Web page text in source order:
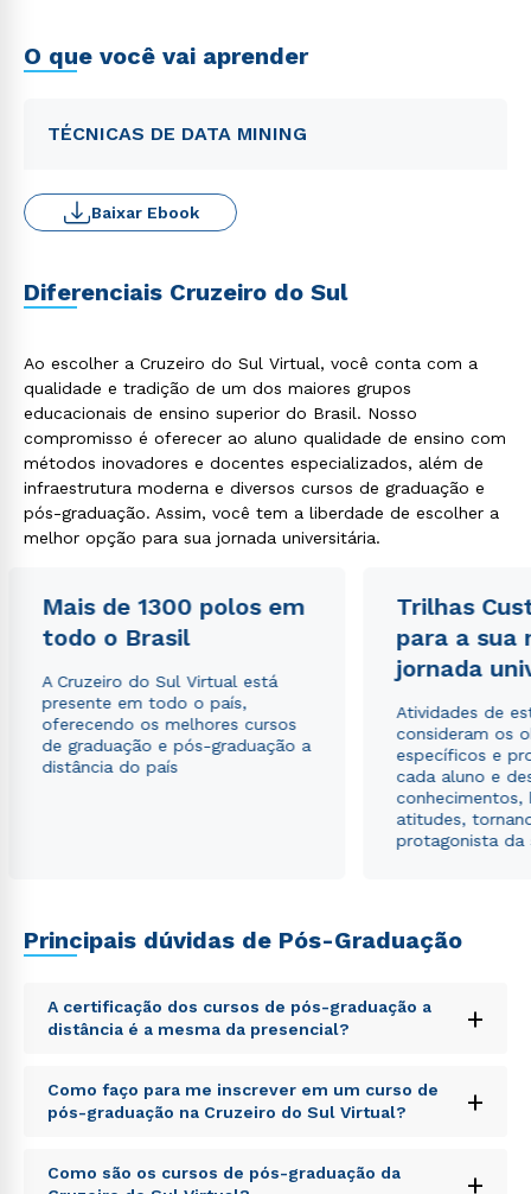
O que você vai aprender
TÉCNICAS DE DATA MINING
Baixar Ebook
Diferenciais Cruzeiro do Sul
Ao escolher a Cruzeiro do Sul Virtual, você conta com a
qualidade e tradição de um dos maiores grupos
educacionais de ensino superior do Brasil. Nosso
compromisso é oferecer ao aluno qualidade de ensino com
métodos inovadores e docentes especializados, além de
infraestrutura moderna e diversos cursos de graduação e
pós-graduação. Assim, você tem a liberdade de escolher a
melhor opção para sua jornada universitária.
Mais de 1300 polos em
todo o Brasil
A Cruzeiro do Sul Virtual está
presente em todo o país,
oferecendo os melhores cursos
de graduação e pós-graduação a
distância do país
Trilhas
para a sua
jornada
Atividades de
consideram os
específicos e
cada aluno e
conhecimentos,
atitudes,
protagonista da
Principais dúvidas de Pós-Graduação
A certificação dos cursos de pós-graduação a
distância é a mesma da presencial?
+
Sed ut perspiciatis unde omnis iste natus error sit
voluptatem accusantium doloremque laudantium,
totam rem aperiam, eaque ipsa quae ab illo inventore
explicabo. Nemo enim ipsam voluptatem quia
Como faço para me inscrever em um curso de
pós-graduação na Cruzeiro do Sul Virtual?
+
Sed ut perspiciatis unde omnis iste natus error sit
voluptatem accusantium doloremque laudantium,
Como são os cursos de pós-graduação da
+
Rápido e fácil
WhatsApp
ou
autorizo que meus dados sejam utilizados para o